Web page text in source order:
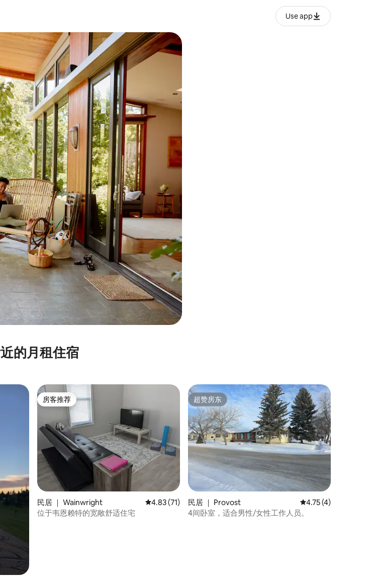
Use app
的月租住宿
房客推荐
房客推荐
民居 ｜ Wainwright 平均评分 4.83 分（满分 5 分），共 71 条评价
4.83 (71)
位于韦恩赖特的宽敞舒适住宅
超赞房东
超赞房东
民居 ｜ Provost 平均评分 4.75 分（
4.75 (4)
4间卧室，适合男性/女性工作人员。